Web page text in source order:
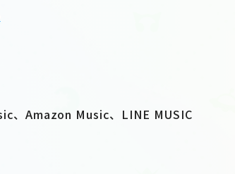
、Amazon Music、LINE MUSIC